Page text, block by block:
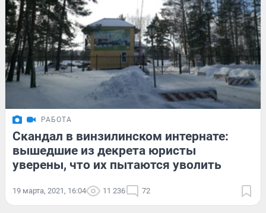
РАБОТА
Скандал в винзилинском интернате:
вышедшие из декрета юристы
уверены, что их пытаются уволить
19 марта, 2021, 16:04 11 236 72